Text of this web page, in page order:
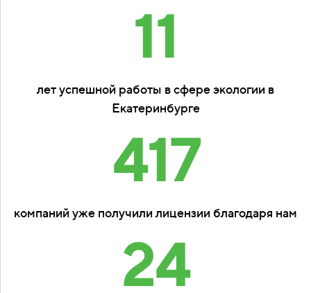
11
лет успешной работы в сфере экологии в
Екатеринбурге
417
компаний уже получили лицензии благодаря нам
24